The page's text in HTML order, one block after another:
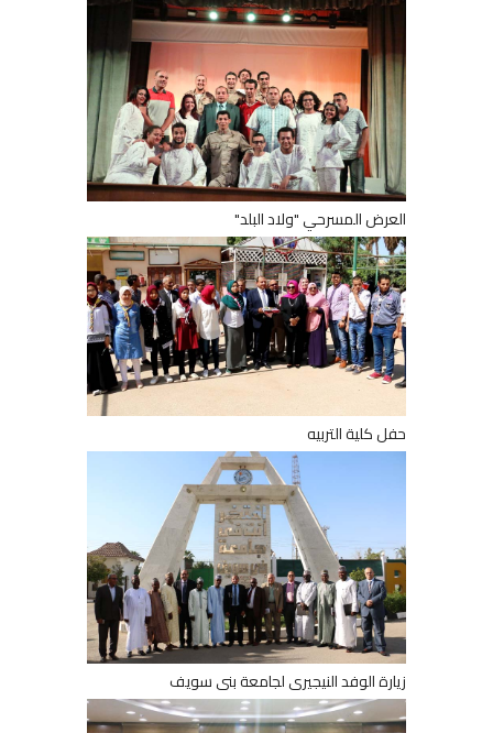
العرض المسرحي "ولاد البلد"
حفل كلية التربيه
زيارة الوفد النيجيرى لجامعة بنى سويف